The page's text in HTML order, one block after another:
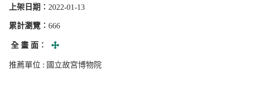
上架日期︰ 2022-01-13
累計瀏覽︰ 666
全 畫 面︰
全
推薦單位 : 國立故宮博物院